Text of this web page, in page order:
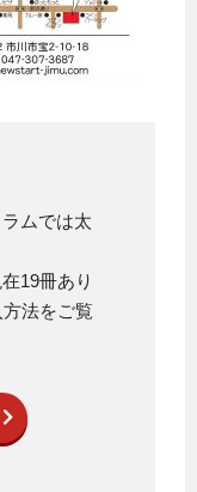
ムでは太
19冊あり
法をご覧